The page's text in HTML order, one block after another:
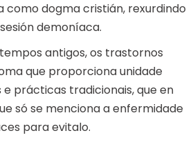
dogma cristián, rexurdindo
demoníaca.
antigos, os trastornos
que proporciona unidade
prácticas tradicionais, que en
só se menciona a enfermidade
para evitalo.